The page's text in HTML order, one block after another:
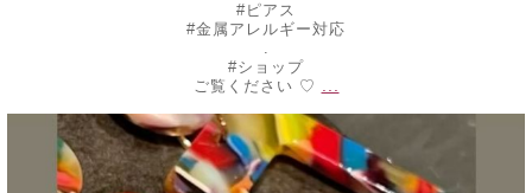
#ピアス
#金属アレルギー対応
.
#ショップ
ご覧ください ♡ ...
decojewelrymahalo
7月 24